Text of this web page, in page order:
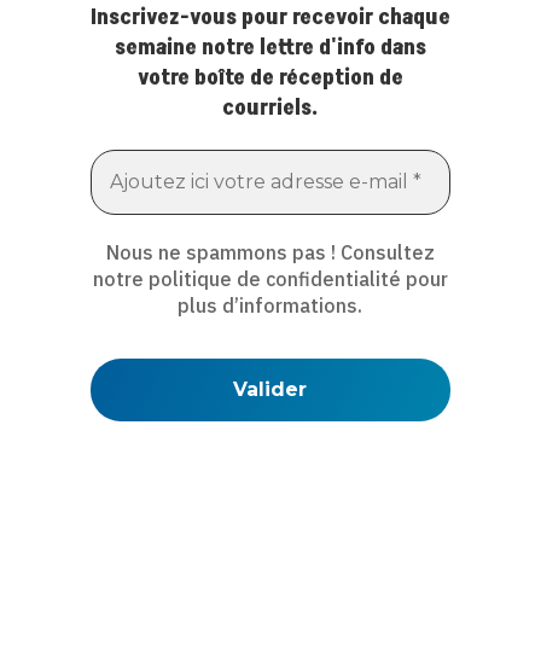
Inscrivez-vous pour recevoir chaque
semaine notre lettre d'info dans
votre boîte de réception de
courriels.
Nous ne spammons pas ! Consultez
notre politique de confidentialité pour
plus d’informations.